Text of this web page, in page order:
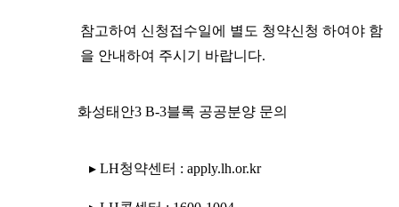
참고하여 신청접수일에 별도 청약신청 하여야 함
을 안내하여 주시기 바랍니다.
화성태안3 B-3블록 공공분양 문의
▸ LH청약센터 : apply.lh.or.kr